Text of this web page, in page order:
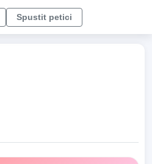
Spustit petici